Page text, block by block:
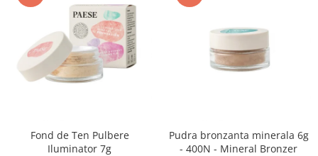
Fond de Ten Pulbere
Iluminator 7g
Pudra bronzanta minerala 6g
- 400N - Mineral Bronzer